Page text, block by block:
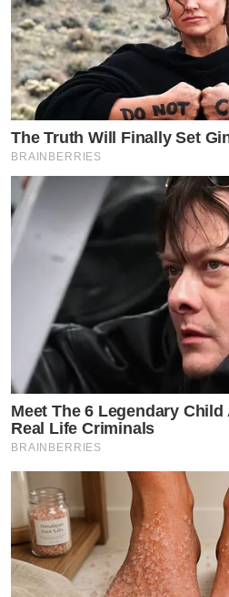
The Truth Will Finally Set
BRAINBERRIES
Meet The 6 Legendary
Real Life Criminals
BRAINBERRIES